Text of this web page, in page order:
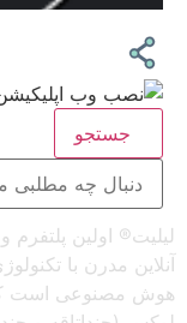
جستجو
لیلیت® اولین پلتفرم
آنلاین مدرن با
هوش مصنوعی است که